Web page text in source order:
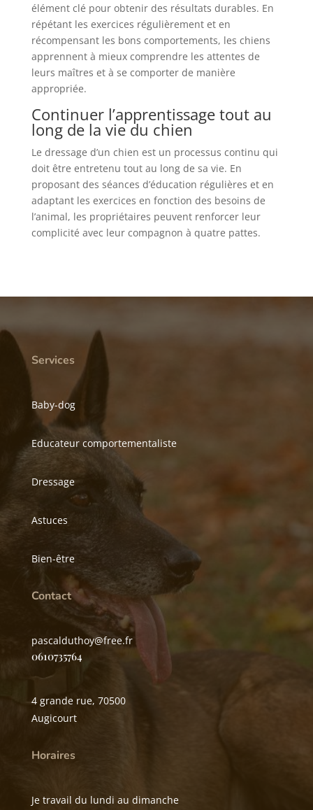
élément clé pour obtenir des résultats durables. En
répétant les exercices régulièrement et en
récompensant les bons comportements, les chiens
apprennent à mieux comprendre les attentes de
leurs maîtres et à se comporter de manière
appropriée.
Continuer l’apprentissage tout au
long de la vie du chien
Le dressage d’un chien est un processus continu qui
doit être entretenu tout au long de sa vie. En
proposant des séances d’éducation régulières et en
adaptant les exercices en fonction des besoins de
l’animal, les propriétaires peuvent renforcer leur
complicité avec leur compagnon à quatre pattes.
Services
Baby-dog
Educateur comportementaliste
Dressage
Astuces
Bien-être
Contact
pascalduthoy@free.fr
0610735764
4 grande rue, 70500
Augicourt
Horaires
Je travail du lundi au dimanche